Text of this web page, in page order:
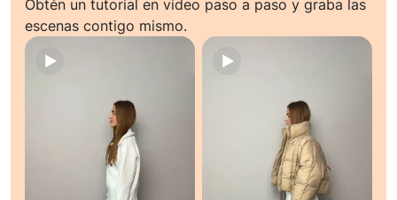
Obtén un tutorial en video paso a paso y graba las
escenas contigo mismo.